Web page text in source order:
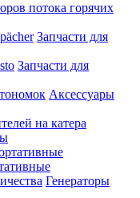
потока горячих
Запчасти для
Запчасти для
Аксессуары
на катера
Генераторы